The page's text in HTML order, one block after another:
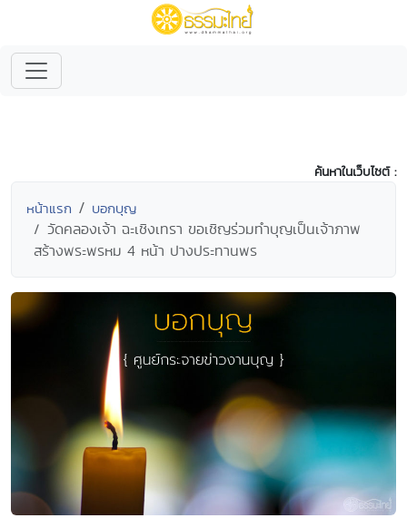
ค้นหาในเว็บไซต์ :
หน้าแรก บอกบุญ
วัดคลองเจ้า ฉะเชิงเทรา ขอเชิญร่วมทำบุญเป็นเจ้าภาพ
สร้างพระพรหม 4 หน้า ปางประทานพร